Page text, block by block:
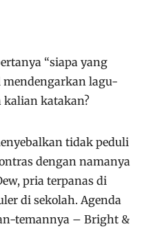
“siapa yang
lagu-
kalian katakan?
tidak peduli
dengan namanya
pria terpanas di
di sekolah. Agenda
temannya – Bright &